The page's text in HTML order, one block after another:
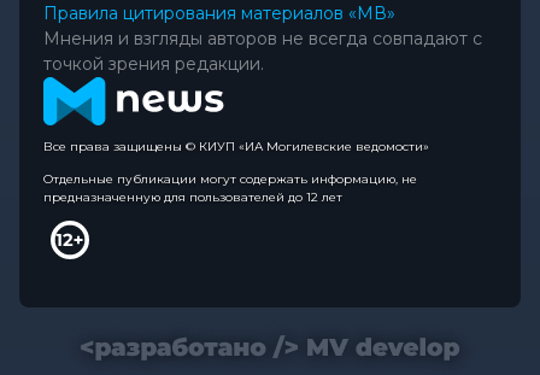
Правила цитирования материалов «МВ»
Мнения и взгляды авторов не всегда совпадают с
точкой зрения редакции.
Все права защищены © КИУП «ИА Могилевские ведомости»
Отдельные публикации могут содержать информацию, не
предназначенную для пользователей до 12 лет